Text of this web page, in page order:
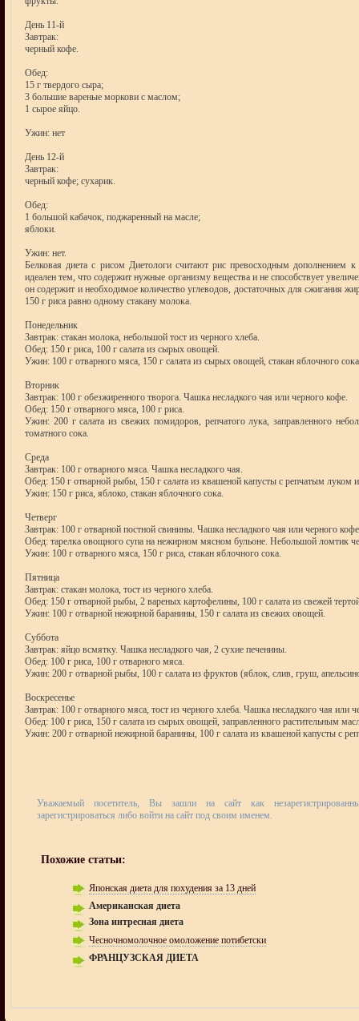
День 11-й
Завтрак:
черный кофе.
Обед:
15 г твердого сыра;
3 большие вареные моркови с маслом;
1 сырое яйцо.
Ужин: нет
День 12-й
Завтрак:
черный кофе; сухарик.
Обед:
1 большой кабачок, поджаренный на масле;
яблоки.
Ужин: нет.
Белковая диета с рисом Диетологи считают рис превосходным дополнением
идеален тем, что содержит нужные организму вещества и не способствует
он содержит и необходимое количество углеводов, достаточных для сжигания
150 г риса равно одному стакану молока.
Понедельник
Завтрак: стакан молока, небольшой тост из черного хлеба.
Обед: 150 г риса, 100 г салата из сырых овощей.
Ужин: 100 г отварного мяса, 150 г салата из сырых овощей, стакан яблочного
Вторник
Завтрак: 100 г обезжиренного творога. Чашка несладкого чая или черного кофе.
Обед: 150 г отварного мяса, 100 г риса.
Ужин: 200 г салата из свежих помидоров, репчатого лука, заправленного
томатного сока.
Среда
Завтрак: 100 г отварного мяса. Чашка несладкого чая.
Обед: 150 г отварной рыбы, 150 г салата из квашеной капусты с репчатым луком
Ужин: 150 г риса, яблоко, стакан яблочного сока.
Четверг
Завтрак: 100 г отварной постной свинины. Чашка несладкого чая или черного
Обед: тарелка овощного супа на нежирном мясном бульоне. Небольшой ломтик
Ужин: 100 г отварного мяса, 150 г риса, стакан яблочного сока.
Пятница
Завтрак: стакан молока, тост из черного хлеба.
Обед: 150 г отварной рыбы, 2 вареных картофелины, 100 г салата из свежей
Ужин: 100 г отварной нежирной баранины, 150 г салата из свежих овощей.
Суббота
Завтрак: яйцо всмятку. Чашка несладкого чая, 2 сухие печенины.
Обед: 100 г риса, 100 г отварного мяса.
Ужин: 200 г отварной рыбы, 100 г салата из фруктов (яблок, слив, груш,
Воскресенье
Завтрак: 100 г отварного мяса, тост из черного хлеба. Чашка несладкого чая или
Обед: 100 г риса, 150 г салата из сырых овощей, заправленного растительным
Ужин: 200 г отварной нежирной баранины, 100 г салата из квашеной капусты с
Уважаемый посетитель, Вы зашли на сайт как
зарегистрироваться либо войти на сайт под своим именем.
Похожие статьи:
Японская диета для похудения за 13 дней
Американская диета
Зона интресная диета
Чесночномолочное омоложение потибетски
ФРАНЦУЗСКАЯ ДИЕТА